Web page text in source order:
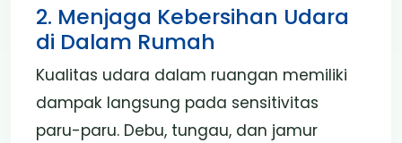
2. Menjaga Kebersihan Udara
di Dalam Rumah
Kualitas udara dalam ruangan memiliki
dampak langsung pada sensitivitas
paru-paru. Debu, tungau, dan jamur